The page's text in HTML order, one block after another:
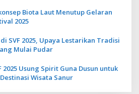
Biota Laut Menutup Gelaran
2025
SVF 2025, Upaya Lestarikan Tradisi
Mulai Pudar
2025 Usung Spirit Guna Dusun untuk
Wisata Sanur